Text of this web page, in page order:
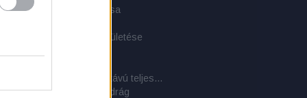
alapjai - a túlélés piramisa
hátizsák újjászületése
Cél a Kinizsi Százas – a hosszútávú teljesítménytúrázás titkai: 5. rész - További beszámolók
Public Safety Tactical nadrág